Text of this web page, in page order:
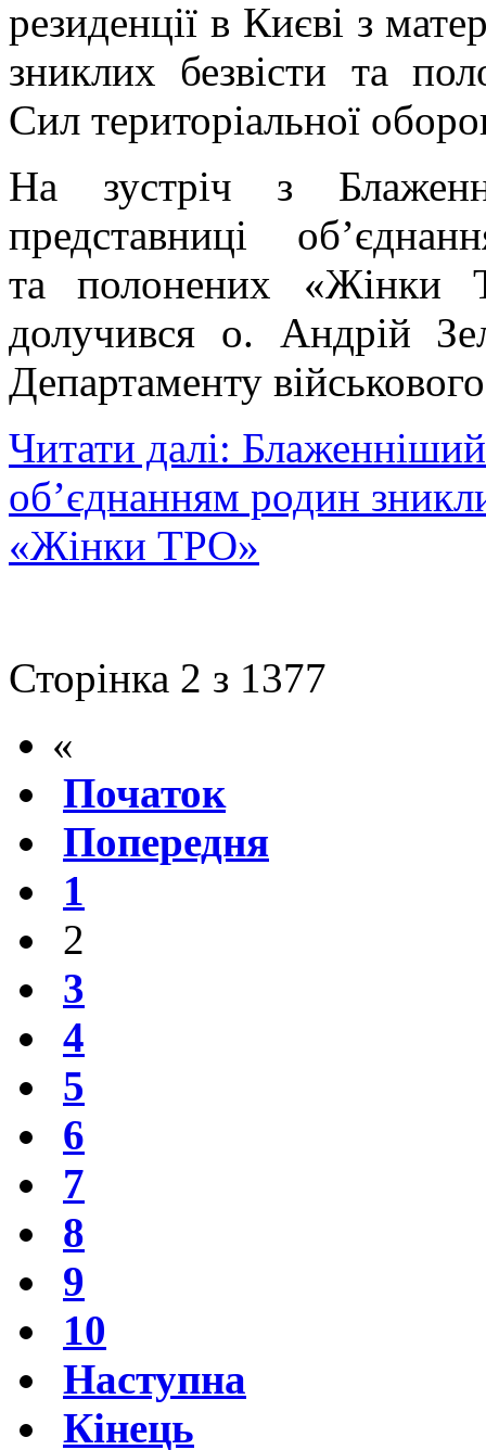
резиденції в Києві з
зниклих безвісти та
Сил територіальної
На зустріч з
представниці
та полонених «Жінки
долучився о. Андрій
Департаменту
Читати далі: Блаженніший
об’єднанням родин
«Жінки ТРО»
Сторінка 2 з 1377
«
Початок
Попередня
1
2
3
4
5
6
7
8
9
10
Наступна
Кінець